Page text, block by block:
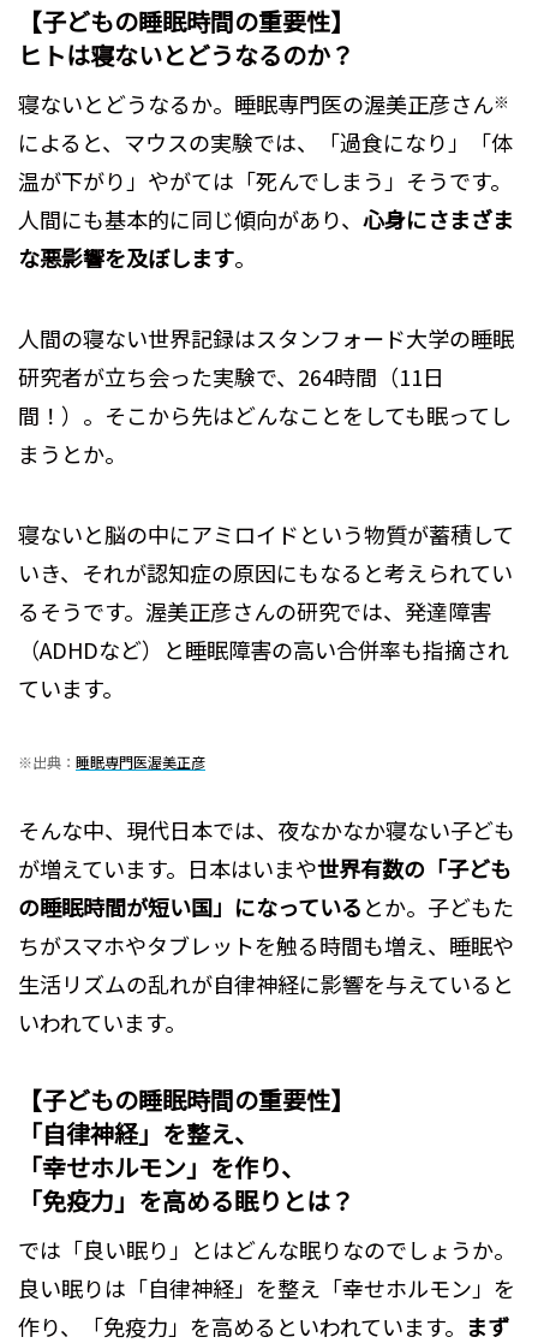
【子どもの睡眠時間の重要性】
ヒトは寝ないとどうなるのか？
寝ないとどうなるか。睡眠専門医の渥美正彦さん※
によると、マウスの実験では、「過食になり」「体
温が下がり」やがては「死んでしまう」そうです。
人間にも基本的に同じ傾向があり、 心身にさまざま
な悪影響を及ぼします。
人間の寝ない世界記録はスタンフォード大学の睡眠
研究者が立ち会った実験で、264時間（11日
間！）。そこから先はどんなことをしても眠ってし
まうとか。
寝ないと脳の中にアミロイドという物質が蓄積して
いき、それが認知症の原因にもなると考えられてい
るそうです。渥美正彦さんの研究では、発達障害
（ADHDなど）と睡眠障害の高い合併率も指摘され
ています。
※出典： 睡眠専門医渥美正彦
そんな中、現代日本では、夜なかなか寝ない子ども
が増えています。日本はいまや世界有数の「子ども
の睡眠時間が短い国」になっているとか。子どもた
ちがスマホやタブレットを触る時間も増え、睡眠や
生活リズムの乱れが自律神経に影響を与えていると
いわれています。
【子どもの睡眠時間の重要性】
「自律神経」を整え、
「幸せホルモン」を作り、
「免疫力」を高める眠りとは？
では「良い眠り」とはどんな眠りなのでしょうか。
良い眠りは「自律神経」を整え「幸せホルモン」を
作り、「免疫力」を高めるといわれています。 まず